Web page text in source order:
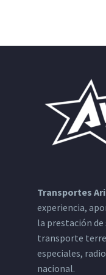
Transportes
experiencia,
la prestación
transporte
especiales,
nacional.